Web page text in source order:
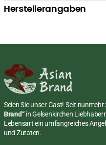
Herstellerangaben
Seien Sie unser Gast! Seit
Brand“ in Gelsenkirchen
Lebensart ein umfangreiches
und Zutaten.